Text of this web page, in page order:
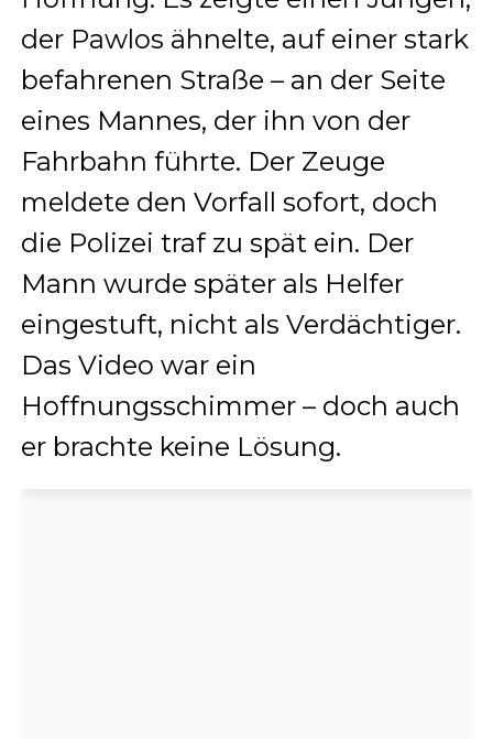
der Pawlos ähnelte, auf einer stark
befahrenen Straße – an der Seite
eines Mannes, der ihn von der
Fahrbahn führte. Der Zeuge
meldete den Vorfall sofort, doch
die Polizei traf zu spät ein. Der
Mann wurde später als Helfer
eingestuft, nicht als Verdächtiger.
Das Video war ein
Hoffnungsschimmer – doch auch
er brachte keine Lösung.